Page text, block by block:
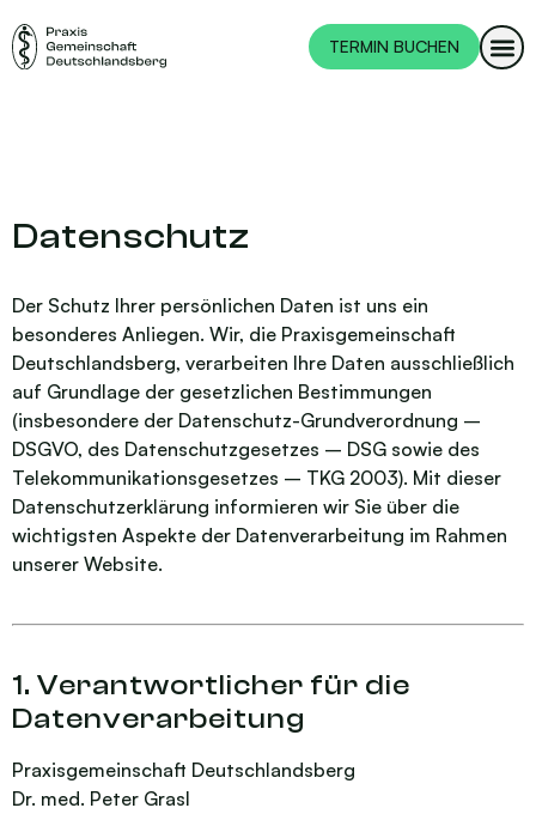
TERMIN BUCHEN
Datenschutz
Der Schutz Ihrer persönlichen Daten ist uns ein
besonderes Anliegen. Wir, die Praxisgemeinschaft
Deutschlandsberg, verarbeiten Ihre Daten ausschließlich
auf Grundlage der gesetzlichen Bestimmungen
(insbesondere der Datenschutz-Grundverordnung –
DSGVO, des Datenschutzgesetzes – DSG sowie des
Telekommunikationsgesetzes – TKG 2003). Mit dieser
Datenschutzerklärung informieren wir Sie über die
wichtigsten Aspekte der Datenverarbeitung im Rahmen
unserer Website.
1. Verantwortlicher für die
Datenverarbeitung
Praxisgemeinschaft Deutschlandsberg
Dr. med. Peter Grasl